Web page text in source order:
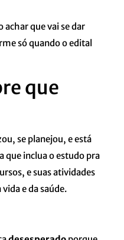
que vai se dar
só quando o edital
que
se planejou, e está
que inclua o estudo pra
e suas atividades
e da saúde.